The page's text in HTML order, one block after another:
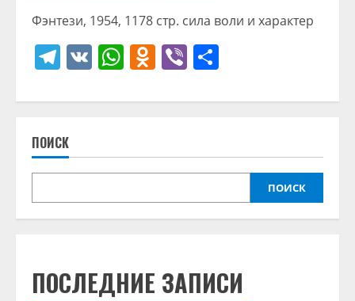
Фэнтези, 1954, 1178 стр. сила воли и характер
Telegram
VK WhatsApp
Odnoklassniki
Viber
ПОИСК
ПОИСК
ПОСЛЕДНИЕ ЗАПИСИ